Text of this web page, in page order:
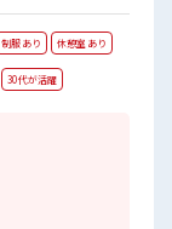
制服あり 休憩室あり
30代が活躍